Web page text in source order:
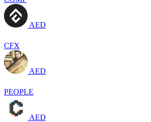
AED
CFX
AED
PEOPLE
AED